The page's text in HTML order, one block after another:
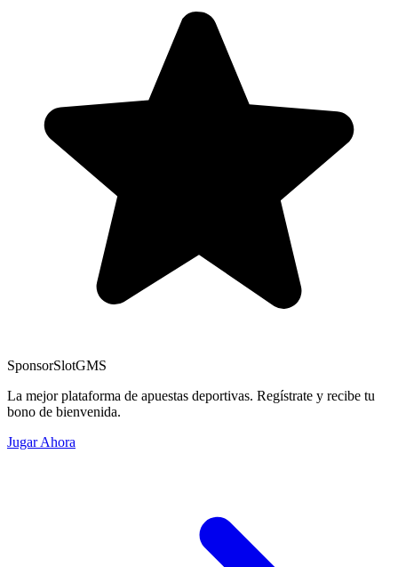
SponsorSlotGMS
La mejor plataforma de apuestas deportivas. Regístrate y recibe tu
bono de bienvenida.
Jugar Ahora